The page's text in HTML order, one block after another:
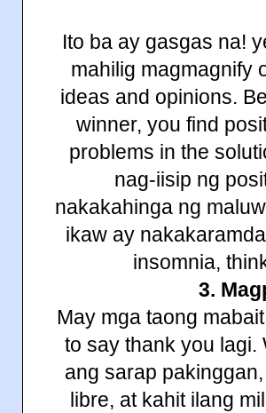
Ito ba ay gasgas na!
mahilig magmagnify
ideas and opinions.
winner, you find
problems in the
nag-iisip ng
nakakahinga ng
ikaw ay
insomnia,
3.
May mga taong
to say thank you lagi.
ang sarap
libre, at kahit ilang